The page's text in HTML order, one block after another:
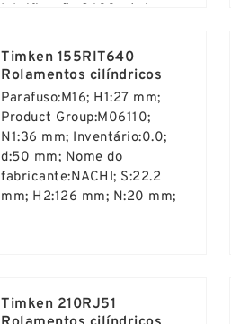
lubrificação:3600 r/min;
Timken 155RIT640
Rolamentos cilíndricos
Parafuso:M16; H1:27 mm;
Product Group:M06110;
N1:36 mm; Inventário:0.0;
d:50 mm; Nome do
fabricante:NACHI; S:22.2
mm; H2:126 mm; N:20 mm;
Timken 210RJ51